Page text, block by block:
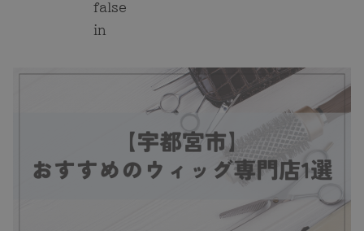
false
in